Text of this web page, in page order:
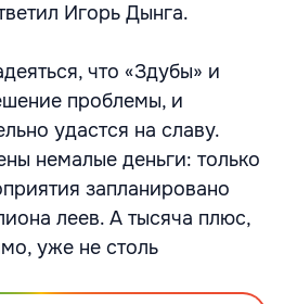
Игорь Дынга.
что «Здубы» и
проблемы, и
удастся на славу.
немалые деньги: только
запланировано
леев. А тысяча плюс,
уже не столь